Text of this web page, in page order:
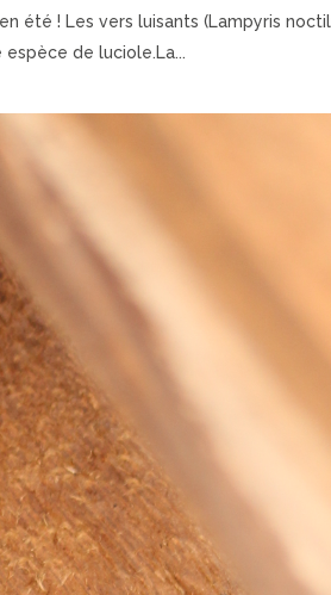
été ! Les vers luisants (Lampyris
de luciole.La...